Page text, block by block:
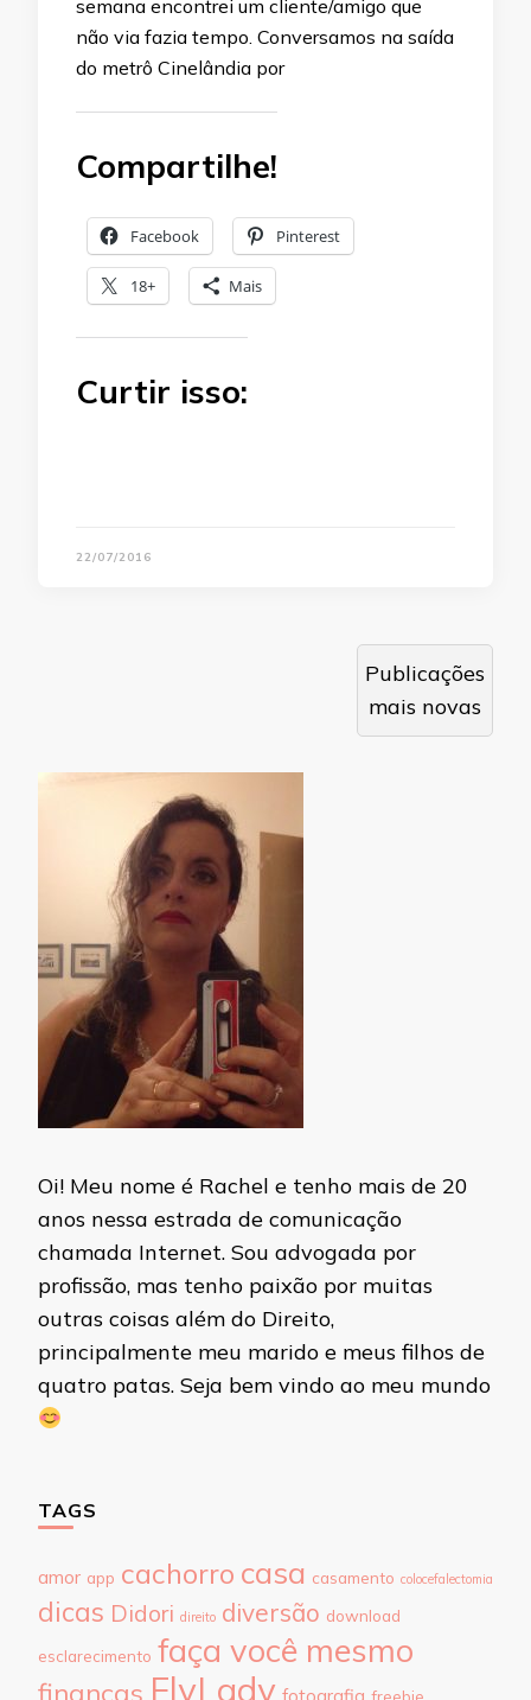
semana encontrei um cliente/amigo que
não via fazia tempo. Conversamos na saída
do metrô Cinelândia por
Compartilhe!
Facebook Pinterest
18+ Mais
Curtir isso:
22/07/2016
Publicações
mais novas
Oi! Meu nome é Rachel e tenho mais de 20
anos nessa estrada de comunicação
chamada Internet. Sou advogada por
profissão, mas tenho paixão por muitas
outras coisas além do Direito,
principalmente meu marido e meus filhos de
quatro patas. Seja bem vindo ao meu mundo
TAGS
amor app cachorro casa casamento colocefalectomia
dicas Didori direito diversão download
esclarecimento faça você mesmo
finanças FlyLady